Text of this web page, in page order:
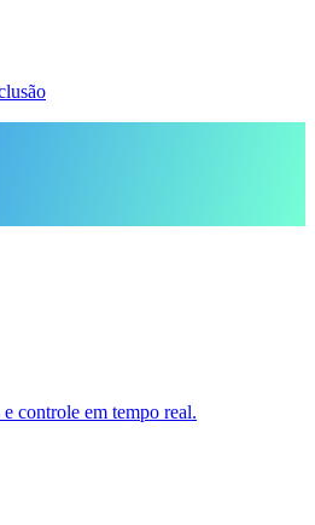
controle em tempo real.